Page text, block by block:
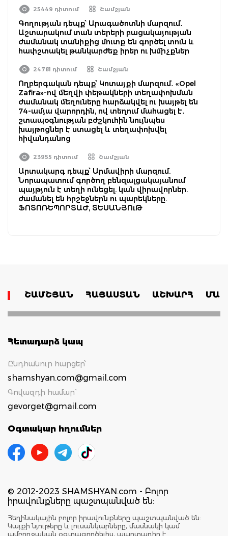
25449 դիտում Շամշյան
Գողության դեպք՝ Արագածոտնի մարզում․
Աշտարակում տան տերերի բացակայության
ժամանակ տանիքից մուտք են գործել տուն և
հափշտակել թանկարժեք իրեր ու խմիչքներ
24781 դիտում Շամշյան
Ողբերգական դեպք՝ Կոտայքի մարզում․ «Opel
Zafira»-ով մեղվի փեթակների տեղափոխման
ժամանակ մեղուները հարձակվել ու խայթել են
74-ամյա վարորդին, ով տեղում մահացել է․
շտապօգնության բժշկուհին նույնպես
խայթոցներ է ստացել և տեղափոխվել
հիվանդանոց
23955 դիտում Շամշյան
Արտակարգ դեպք՝ Արմավիրի մարզում.
Նորապատում գործող բենզալցակայանում
պայթյուն է տեղի ունեցել. կան վիրավորներ.
ժամանել են հրշեջներն ու պարեկները.
ՖՈՏՈՌԵՊՈՐՏԱԺ, ՏԵՍԱՆՅՈւԹ
ՇԱՄՇՅԱՆ ՀԱՅԱՍՏԱՆ ԱՇԽԱՐՀ
Հետադարձ կապ
Ընդհանուր հարցեր՝
shamshyan.com@gmail.com
Գովազդի համար`
gevorget@gmail.com
Օգտակար հղումներ
© 2012-2023 SHAMSHYAN.com - Բոլոր
իրավունքները պաշտպանված են:
Հեղինակային բոլոր իրավունքները պաշտպանված են:
Կայքի նյութերը և լուսանկարները, մասնակի կամ
ամբողջական օգտագործելիս, պարտադիր է